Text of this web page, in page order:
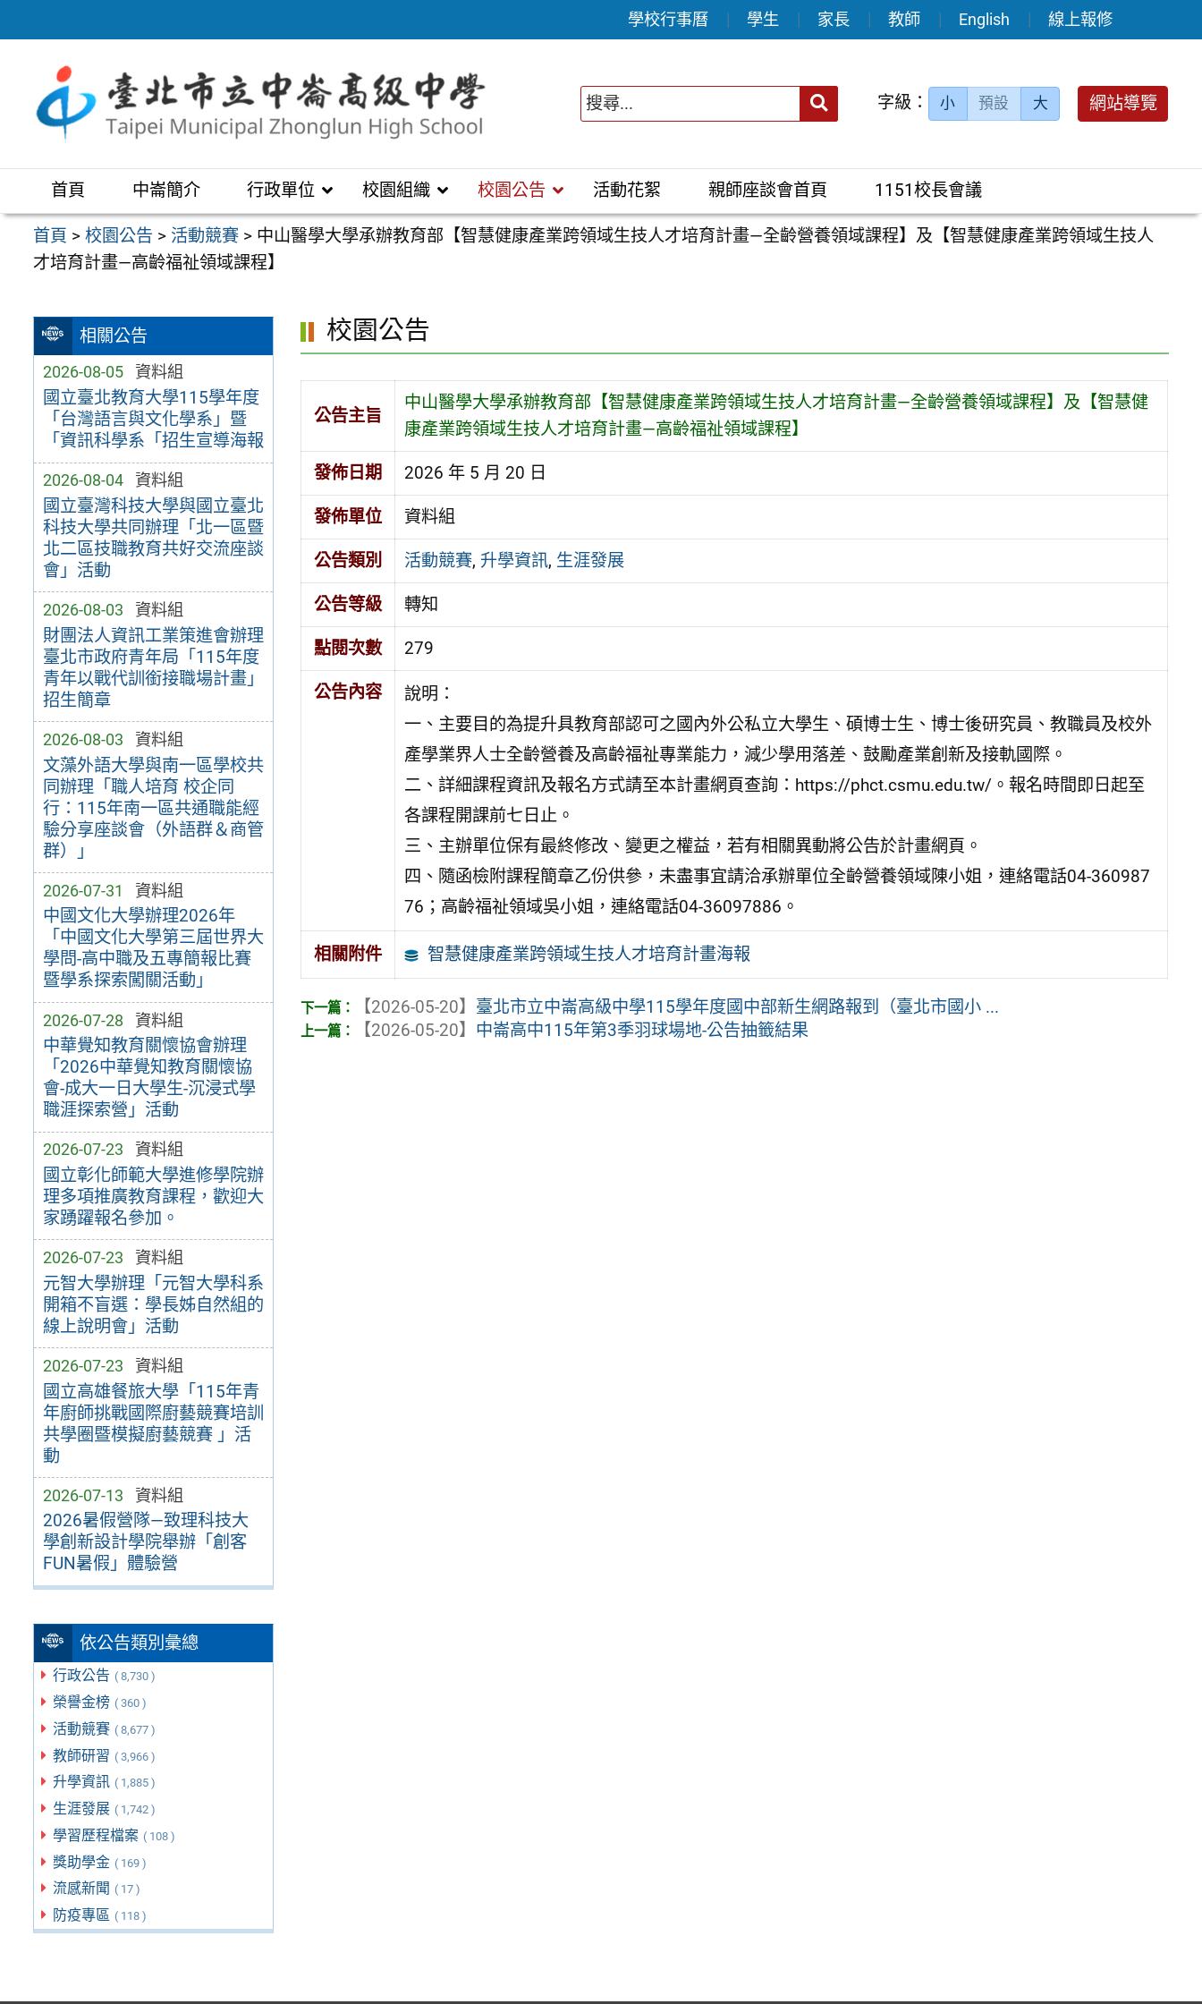
至
區
學校行事曆 學生 家長 教師 English 線上報修
送出 字級： 小 預設 大 網站導覽
首頁 中崙簡介 行政單位 校園組織 校園公告 活動花絮 親師座談會首頁 1151校長會議
首頁 >校園公告 > 活動競賽 > 中山醫學大學承辦教育部【智慧健康產業跨領域生技人才培育計畫—全齡營養領域課程】及【智慧健康產業跨領域生技人
才培育計畫—高齡福祉領域課程】
相關公告
2026-08-05 資料組
國立臺北教育大學115學年度
「台灣語言與文化學系」暨
「資訊科學系「招生宣導海報
2026-08-04 資料組
國立臺灣科技大學與國立臺北
科技大學共同辦理「北一區暨
北二區技職教育共好交流座談
會」活動
2026-08-03 資料組
財團法人資訊工業策進會辦理
臺北市政府青年局「115年度
青年以戰代訓銜接職場計畫」
招生簡章
2026-08-03 資料組
文藻外語大學與南一區學校共
同辦理「職人培育 校企同
行：115年南一區共通職能經
驗分享座談會（外語群＆商管
群）」
2026-07-31 資料組
中國文化大學辦理2026年
「中國文化大學第三屆世界大
學問-高中職及五專簡報比賽
暨學系探索闖關活動」
2026-07-28 資料組
中華覺知教育關懷協會辦理
「2026中華覺知教育關懷協
會-成大一日大學生-沉浸式學
職涯探索營」活動
2026-07-23 資料組
國立彰化師範大學進修學院辦
理多項推廣教育課程，歡迎大
家踴躍報名參加。
2026-07-23 資料組
元智大學辦理「元智大學科系
開箱不盲選：學長姊自然組的
線上說明會」活動
2026-07-23 資料組
國立高雄餐旅大學「115年青
年廚師挑戰國際廚藝競賽培訓
共學圈暨模擬廚藝競賽 」活
動
2026-07-13 資料組
2026暑假營隊—致理科技大
學創新設計學院舉辦「創客
FUN暑假」體驗營
依公告類別彙總
行政公告 ( 8,730 )
榮譽金榜 ( 360 )
活動競賽 ( 8,677 )
教師研習 ( 3,966 )
升學資訊 ( 1,885 )
生涯發展 ( 1,742 )
學習歷程檔案 ( 108 )
獎助學金 ( 169 )
流感新聞 ( 17 )
防疫專區 ( 118 )
校園公告
公告主旨
中山醫學大學承辦教育部【智慧健康產業跨領域生技人才培育計畫—全齡營養領域課程】及【智慧健
康產業跨領域生技人才培育計畫—高齡福祉領域課程】
發佈日期 2026 年 5 月 20 日
發佈單位 資料組
公告類別 活動競賽, 升學資訊, 生涯發展
公告等級 轉知
點閱次數 279
公告內容
說明：
一、主要目的為提升具教育部認可之國內外公私立大學生、碩博士生、博士後研究員、教職員及校外
產學業界人士全齡營養及高齡福祉專業能力，減少學用落差、鼓勵產業創新及接軌國際。
二、詳細課程資訊及報名方式請至本計畫網頁查詢：https://phct.csmu.edu.tw/。報名時間即日起至
各課程開課前七日止。
三、主辦單位保有最終修改、變更之權益，若有相關異動將公告於計畫網頁。
四、隨函檢附課程簡章乙份供參，未盡事宜請洽承辦單位全齡營養領域陳小姐，連絡電話04-360987
76；高齡福祉領域吳小姐，連絡電話04-36097886。
相關附件 智慧健康產業跨領域生技人才培育計畫海報
【2026-05-20】 臺北市立中崙高級中學115學年度國中部新生網路報到（臺北市國小 ...
【2026-05-20】 中崙高中115年第3季羽球場地-公告抽籤結果